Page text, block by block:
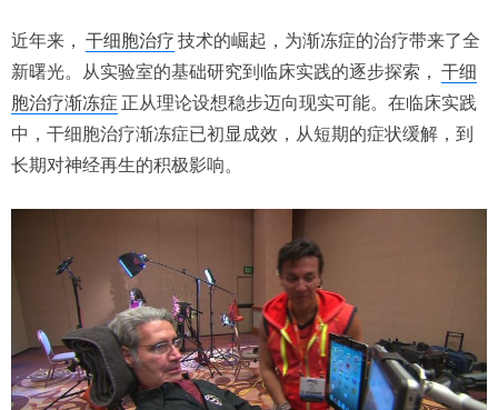
近年来， 干细胞治疗 技术的崛起，为渐冻症的治疗带来了全
新曙光。从实验室的基础研究到临床实践的逐步探索， 干细
胞治疗渐冻症 正从理论设想稳步迈向现实可能。在临床实践
中，干细胞治疗渐冻症已初显成效，从短期的症状缓解，到
长期对神经再生的积极影响。